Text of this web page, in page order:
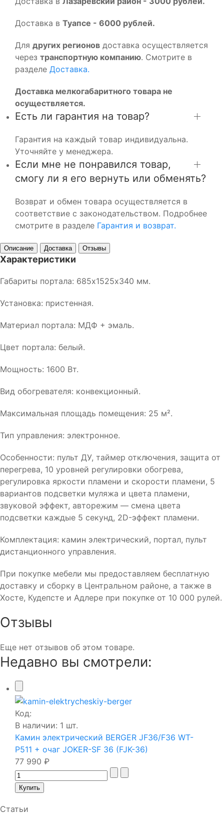
Доставка в Туапсе - 6000 рублей.
Для других регионов доставка осуществляется
через транспортную компанию. Смотрите в
разделе Доставка.
Доставка мелкогабаритного товара не
осуществляется.
Есть ли гарантия на товар?
Гарантия на каждый товар индивидуальна.
Уточняйте у менеджера.
Если мне не понравился товар,
смогу ли я его вернуть или обменять?
Возврат и обмен товара осуществляется в
соответствие с законодательством. Подробнее
смотрите в разделе Гарантия и возврат.
Описание Доставка Отзывы
Характеристики
Габариты портала: 685х1525х340 мм.
Установка: пристенная.
Материал портала: МДФ + эмаль.
Цвет портала: белый.
Мощность: 1600 Вт.
Вид обогревателя: конвекционный.
Максимальная площадь помещения: 25 м².
Тип управления: электронное.
Особенности: пульт ДУ, таймер отключения, защита от
перегрева, 10 уровней регулировки обогрева,
регулировка яркости пламени и скорости пламени, 5
вариантов подсветки муляжа и цвета пламени,
звуковой эффект, авторежим — смена цвета
подсветки каждые 5 секунд, 2D-эффект пламени.
Комплектация: камин электрический, портал, пульт
дистанционного управления.
При покупке мебели мы предоставляем бесплатную
доставку и сборку в Центральном районе, а также в
Хосте, Кудепсте и Адлере при покупке от 10 000 рулей.
Отзывы
Еще нет отзывов об этом товаре.
Недавно вы смотрели:
Код:
В наличии: 1 шт.
Камин электрический BERGER JF36/F36 WT-
P511 + очаг JOKER-SF 36 (FJK-36)
77 990 ₽
Статьи